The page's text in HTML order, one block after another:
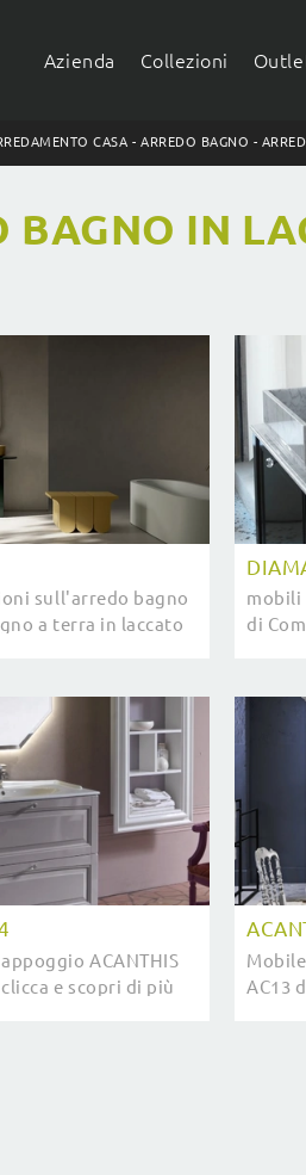
Azienda Collezioni
CASA -ARREDO BAGNO -
BAGNO IN
sull'arredo bagno
a terra in laccato
mobili
di
ACANTHIS
e scopri di più
AC13